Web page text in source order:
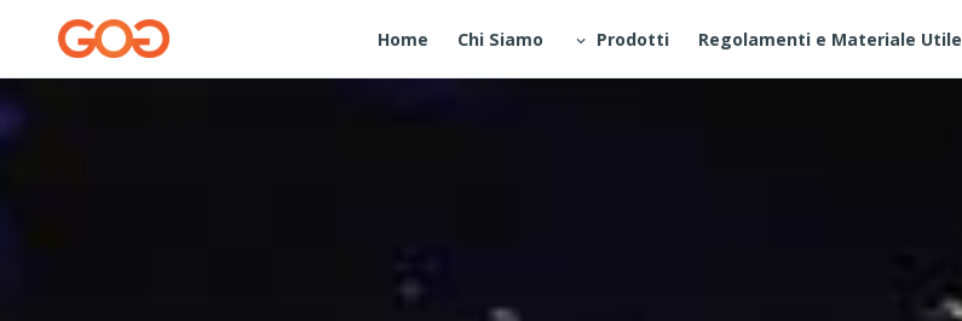
Home Chi Siamo Prodotti Regolamenti e Materiale Utile